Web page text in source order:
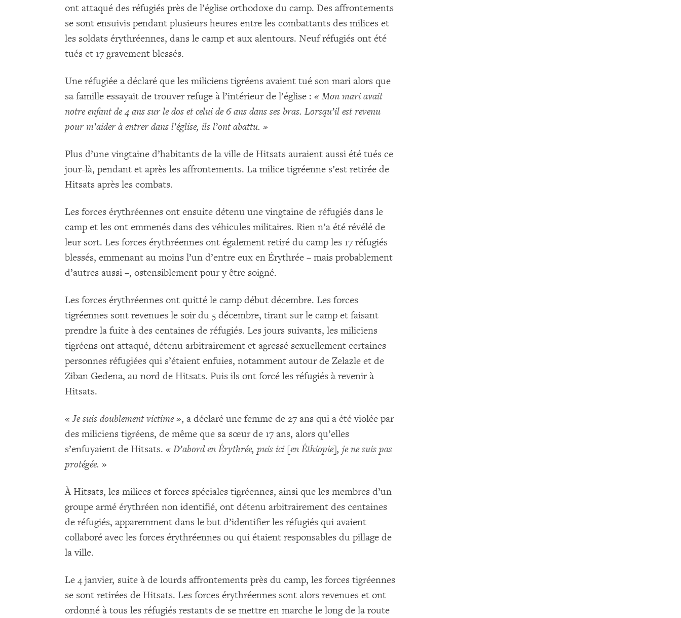
ont attaqué des réfugiés près de l’église orthodoxe du camp. Des affrontements
se sont ensuivis pendant plusieurs heures entre les combattants des milices et
les soldats érythréennes, dans le camp et aux alentours. Neuf réfugiés ont été
tués et 17 gravement blessés.
Une réfugiée a déclaré que les miliciens tigréens avaient tué son mari alors que
sa famille essayait de trouver refuge à l’intérieur de l’église : « Mon mari avait
notre enfant de 4 ans sur le dos et celui de 6 ans dans ses bras. Lorsqu’il est revenu
pour m’aider à entrer dans l’église, ils l’ont abattu. »
Plus d’une vingtaine d’habitants de la ville de Hitsats auraient aussi été tués ce
jour-là, pendant et après les affrontements. La milice tigréenne s’est retirée de
Hitsats après les combats.
Les forces érythréennes ont ensuite détenu une vingtaine de réfugiés dans le
camp et les ont emmenés dans des véhicules militaires. Rien n’a été révélé de
leur sort. Les forces érythréennes ont également retiré du camp les 17 réfugiés
blessés, emmenant au moins l’un d’entre eux en Érythrée – mais probablement
d’autres aussi –, ostensiblement pour y être soigné.
Les forces érythréennes ont quitté le camp début décembre. Les forces
tigréennes sont revenues le soir du 5 décembre, tirant sur le camp et faisant
prendre la fuite à des centaines de réfugiés. Les jours suivants, les miliciens
tigréens ont attaqué, détenu arbitrairement et agressé sexuellement certaines
personnes réfugiées qui s’étaient enfuies, notamment autour de Zelazle et de
Ziban Gedena, au nord de Hitsats. Puis ils ont forcé les réfugiés à revenir à
Hitsats.
« Je suis doublement victime », a déclaré une femme de 27 ans qui a été violée par
des miliciens tigréens, de même que sa sœur de 17 ans, alors qu’elles
s’enfuyaient de Hitsats. « D’abord en Érythrée, puis ici [en Éthiopie], je ne suis pas
protégée. »
À Hitsats, les milices et forces spéciales tigréennes, ainsi que les membres d’un
groupe armé érythréen non identifié, ont détenu arbitrairement des centaines
de réfugiés, apparemment dans le but d’identifier les réfugiés qui avaient
collaboré avec les forces érythréennes ou qui étaient responsables du pillage de
la ville.
Le 4 janvier, suite à de lourds affrontements près du camp, les forces tigréennes
se sont retirées de Hitsats. Les forces érythréennes sont alors revenues et ont
ordonné à tous les réfugiés restants de se mettre en marche le long de la route